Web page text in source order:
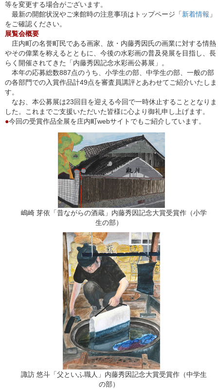
等を変更する場合がございます。
最新の開館状況やご来館時の注意事項はトップページ「新着情報 」
をご確認ください。
展覧会概要
庄内町の名誉町民である画家、故・内藤秀因氏の画業に対する情熱
やその偉業を称えるとともに、今後の水彩画の普及発展を目指し、長
らく開催されてきた「内藤秀因記念水彩画公募展」。
本年の応募総数887点のうち、小学生の部、中学生の部、一般の部
の各部門での入賞作品計49点を審査員講評とあわせてご紹介いたしま
す。
なお、本公募展は23回目を迎える今回で一時休止することとなりま
した。これまでご支援いただいた皆様に心より御礼申し上げます。
●今回の受賞作品全展を庄内町webサイトでもご紹介しています。
嶋崎 芽依「昔ながらの酒蔵」内藤秀因記念大賞受賞作（小学
生の部）
諏訪 悠斗「父といふ職人」内藤秀因記念大賞受賞作（中学生
の部）